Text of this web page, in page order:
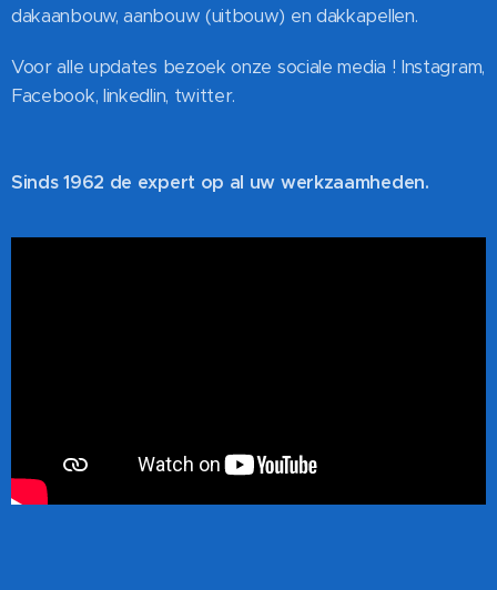
dakaanbouw, aanbouw (uitbouw) en dakkapellen.
Voor alle updates bezoek onze sociale media ! Instagram,
Facebook, linkedlin, twitter.
Sinds 1962 de expert op al uw werkzaamheden.